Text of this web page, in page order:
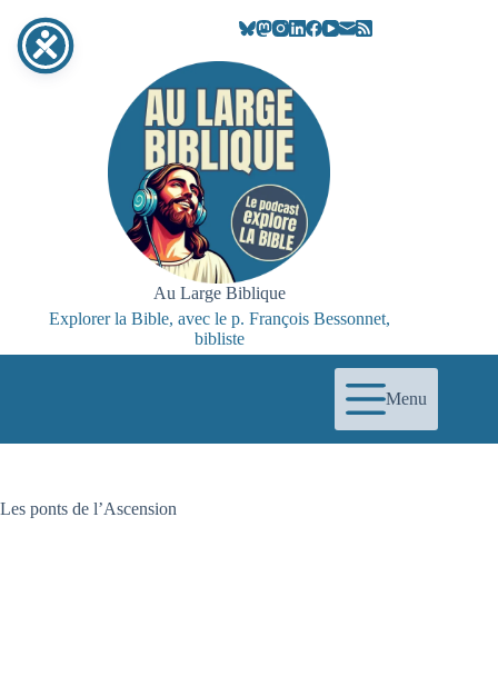
Au Large Biblique
Explorer la Bible, avec le p. François Bessonnet,
bibliste
Menu
Les ponts de l’Ascension